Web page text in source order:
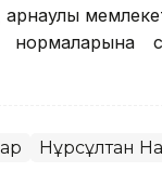
Нұрсұлтан